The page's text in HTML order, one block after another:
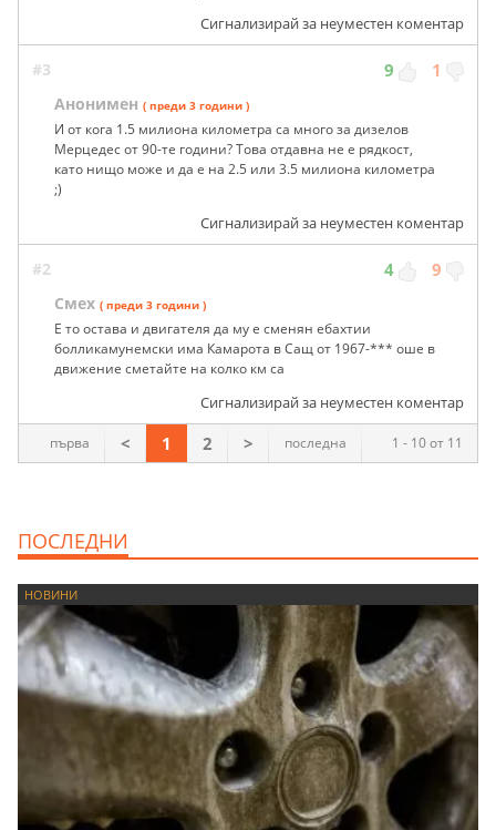
Сигнализирай за неуместен коментар
#3 9 1
Анонимен ( преди 3 години )
И от кога 1.5 милиона километра са много за дизелов
Мерцедес от 90-те години? Това отдавна не е рядкост,
като нищо може и да е на 2.5 или 3.5 милиона километра
;)
Сигнализирай за неуместен коментар
#2 4 9
Смех ( преди 3 години )
Е то остава и двигателя да му е сменян ебахтии
болликамунемски има Камарота в Сащ от 1967-*** оше в
движение сметайте на колко км са
Сигнализирай за неуместен коментар
1 - 10 от 11
първа < 1 2 > последна
ПОСЛЕДНИ
НОВИНИ